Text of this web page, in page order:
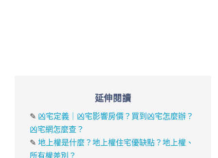
延伸閱讀
✎ 凶宅定義｜凶宅影響房價？買到凶宅怎麼辦？
凶宅網怎麼查？
✎地上權是什麼？地上權住宅優缺點？地上權、
所有權差別？